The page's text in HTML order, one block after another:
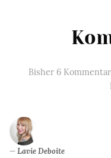
Bisher 6
Lavie Deboite